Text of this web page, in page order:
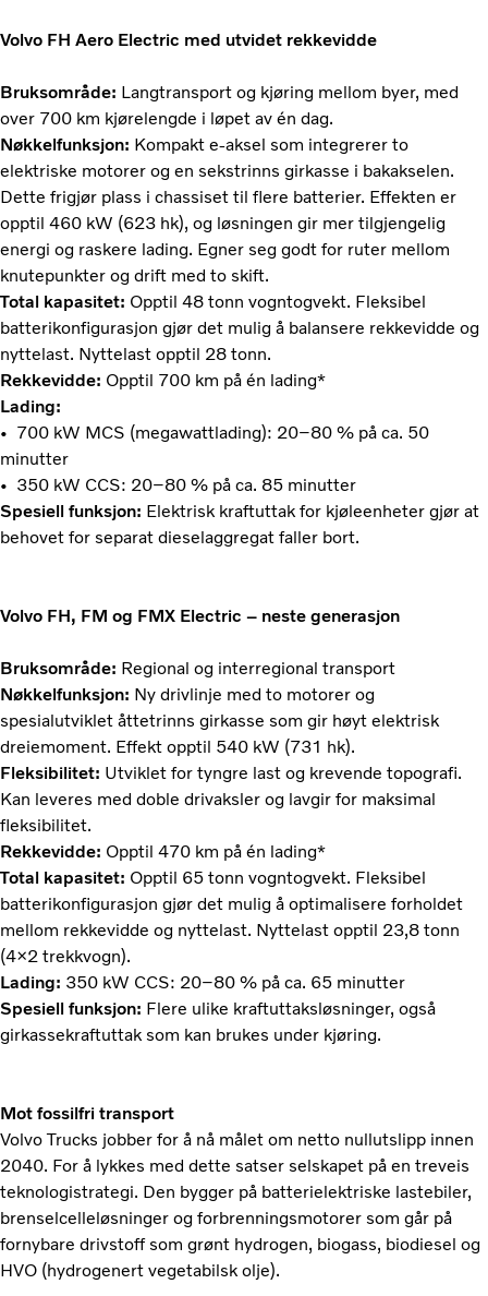
Volvo FH Aero Electric med utvidet rekkevidde
Bruksområde: Langtransport og kjøring mellom byer, med
over 700 km kjørelengde i løpet av én dag.
Nøkkelfunksjon: Kompakt e-aksel som integrerer to
elektriske motorer og en sekstrinns girkasse i bakakselen.
Dette frigjør plass i chassiset til flere batterier. Effekten er
opptil 460 kW (623 hk), og løsningen gir mer tilgjengelig
energi og raskere lading. Egner seg godt for ruter mellom
knutepunkter og drift med to skift.
Total kapasitet: Opptil 48 tonn vogntogvekt. Fleksibel
batterikonfigurasjon gjør det mulig å balansere rekkevidde og
nyttelast. Nyttelast opptil 28 tonn.
Rekkevidde: Opptil 700 km på én lading*
Lading:
• 700 kW MCS (megawattlading): 20–80 % på ca. 50
minutter
• 350 kW CCS: 20–80 % på ca. 85 minutter
Spesiell funksjon: Elektrisk kraftuttak for kjøleenheter gjør at
behovet for separat dieselaggregat faller bort.
Volvo FH, FM og FMX Electric – neste generasjon
Bruksområde: Regional og interregional transport
Nøkkelfunksjon: Ny drivlinje med to motorer og
spesialutviklet åttetrinns girkasse som gir høyt elektrisk
dreiemoment. Effekt opptil 540 kW (731 hk).
Fleksibilitet: Utviklet for tyngre last og krevende topografi.
Kan leveres med doble drivaksler og lavgir for maksimal
fleksibilitet.
Rekkevidde: Opptil 470 km på én lading*
Total kapasitet: Opptil 65 tonn vogntogvekt. Fleksibel
batterikonfigurasjon gjør det mulig å optimalisere forholdet
mellom rekkevidde og nyttelast. Nyttelast opptil 23,8 tonn
(4×2 trekkvogn).
Lading: 350 kW CCS: 20–80 % på ca. 65 minutter
Spesiell funksjon: Flere ulike kraftuttaksløsninger, også
girkassekraftuttak som kan brukes under kjøring.
Mot fossilfri transport
Volvo Trucks jobber for å nå målet om netto nullutslipp innen
2040. For å lykkes med dette satser selskapet på en treveis
teknologistrategi. Den bygger på batterielektriske lastebiler,
brenselcelleløsninger og forbrenningsmotorer som går på
fornybare drivstoff som grønt hydrogen, biogass, biodiesel og
HVO (hydrogenert vegetabilsk olje).